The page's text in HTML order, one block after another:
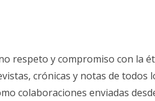
respeto y compromiso con la
crónicas y notas de todos
colaboraciones enviadas